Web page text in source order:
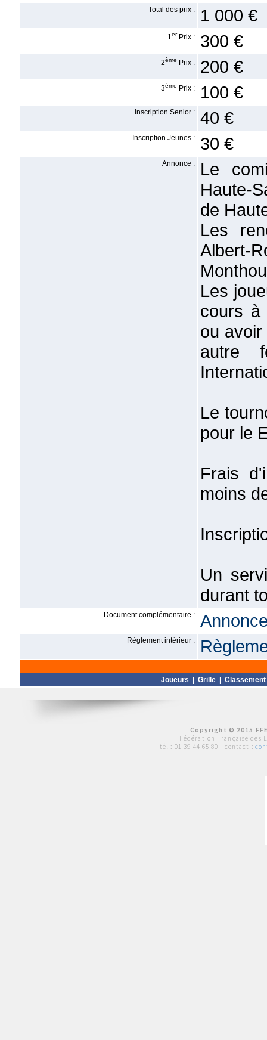
Total des prix : 1 000 €
1er Prix : 300 €
2ème Prix : 200 €
3ème Prix : 100 €
Inscription Senior : 40 €
Inscription Jeunes : 30 €
Annonce :
Le
Haute-
de
Les
Albert-
Les
cours à
ou
autre
Le
pour le
Frais
moins
Un
durant
Document complémentaire :
Règlement intérieur :
Joueurs Grille Classement
Copyright © 2015
Fédération Française des
tél : 01 39 44 65 80 | contact :